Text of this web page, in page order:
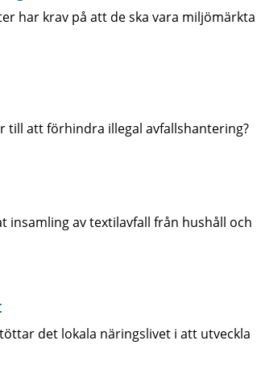
har krav på att de ska vara
till att förhindra illegal avfallshantering?
insamling av textilavfall från hushåll och
det lokala näringslivet i att utveckla